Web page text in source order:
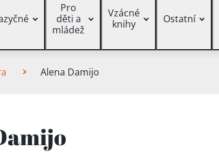
Pro
děti a
mládež
Vzácné
knihy
Ostatní
Alena Damijo